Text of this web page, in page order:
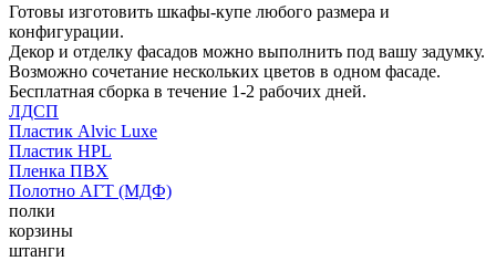
Готовы изготовить шкафы-купе любого размера и
конфигурации.
Декор и отделку фасадов можно выполнить под вашу задумку.
Возможно сочетание нескольких цветов в одном фасаде.
Бесплатная сборка в течение 1-2 рабочих дней.
ЛДСП
Пластик Alvic Luxe
Пластик HPL
Пленка ПВХ
Полотно АГТ (МДФ)
полки
корзины
штанги